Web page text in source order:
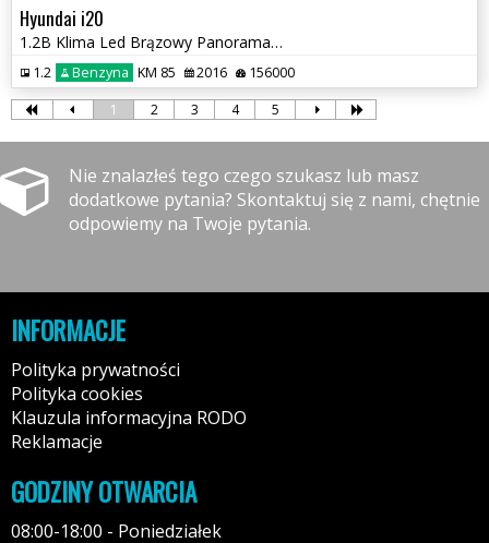
Hyundai i20
1.2B Klima Led Brązowy Panorama 2016r Sprowadzony Opłacony
1.2 Benzyna KM 85 2016 156000
1 2 3 4 5
Nie znalazłeś tego czego szukasz lub masz
dodatkowe pytania? Skontaktuj się z nami, chętnie
odpowiemy na Twoje pytania.
INFORMACJE
Polityka prywatności
Polityka cookies
Klauzula informacyjna RODO
Reklamacje
GODZINY OTWARCIA
08:00-18:00 - Poniedziałek